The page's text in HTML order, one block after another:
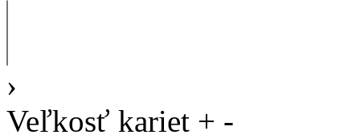
›
Veľkosť kariet + -